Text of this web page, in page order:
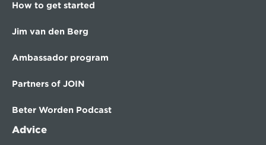
How to get started
Jim van den Berg
Ambassador program
Partners of JOIN
Beter Worden Podcast
Advice